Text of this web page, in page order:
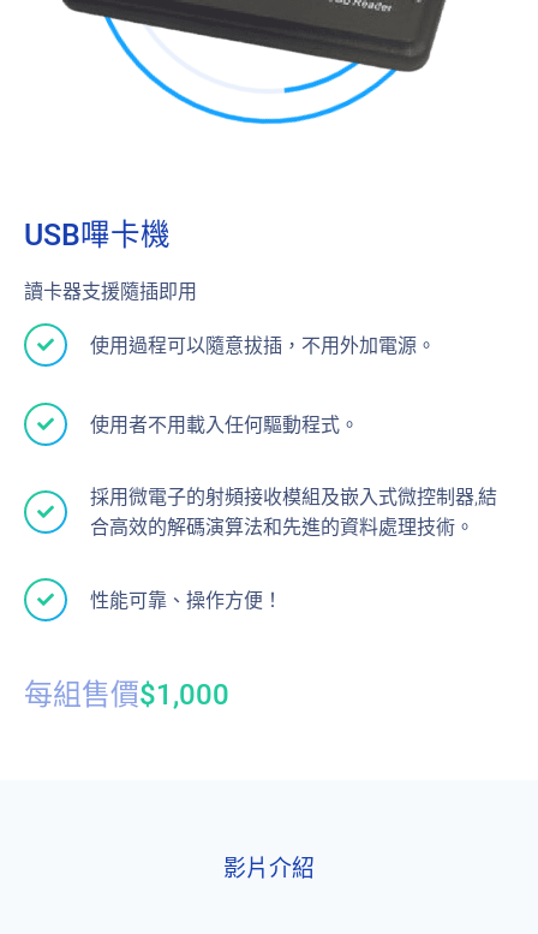
USB嗶卡機
讀卡器支援隨插即用
使用過程可以隨意拔插，不用外加電源。
使用者不用載入任何驅動程式。
採用微電子的射頻接收模組及嵌入式微控制器,結
合高效的解碼演算法和先進的資料處理技術。
性能可靠、操作方便！
每組售價$1,000
影片介紹